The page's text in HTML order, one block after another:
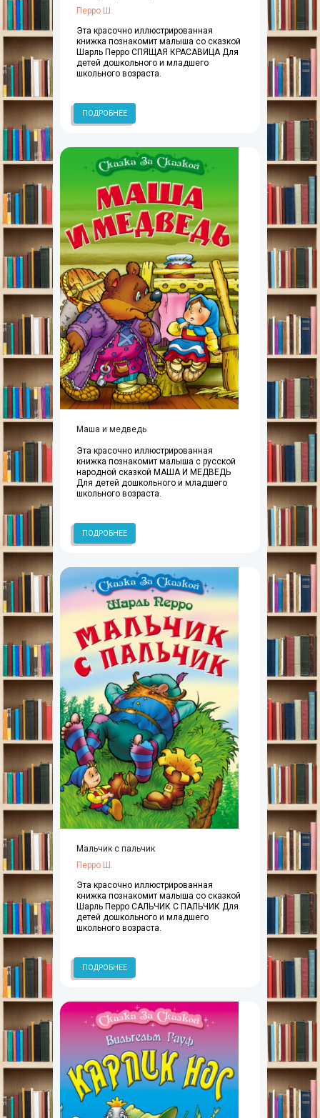
Перро Ш.
Эта красочно иллюстрированная
книжка познакомит малыша со сказкой
Шарль Перро СПЯЩАЯ КРАСАВИЦА Для
детей дошкольного и младшего
школьного возраста.
ПОДРОБНЕЕ
Маша и медведь
Эта красочно иллюстрированная
книжка познакомит малыша с русской
народной сказкой МАША И МЕДВЕДЬ
Для детей дошкольного и младшего
школьного возраста.
ПОДРОБНЕЕ
Мальчик с пальчик
Перро Ш.
Эта красочно иллюстрированная
книжка познакомит малыша со сказкой
Шарль Перро САЛЬЧИК С ПАЛЬЧИК Для
детей дошкольного и младшего
школьного возраста.
ПОДРОБНЕЕ